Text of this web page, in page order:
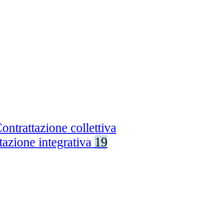
collettiva
integrativa 19